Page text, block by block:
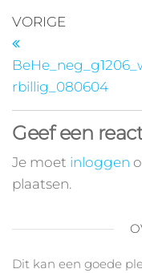
VORIGE
rbillig_080604
Geef een
Je moet inloggen
plaatsen.
Dit kan een goede